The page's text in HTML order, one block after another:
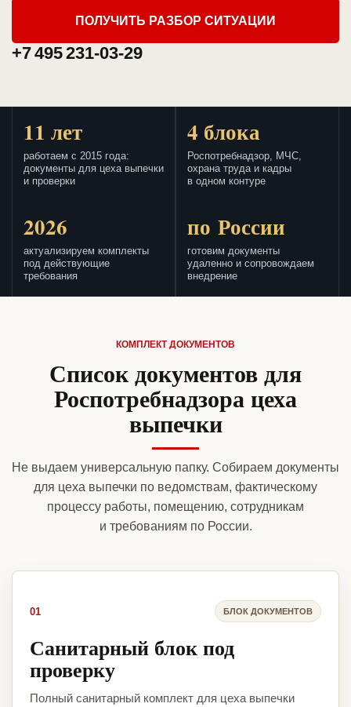
ПОЛУЧИТЬ РАЗБОР СИТУАЦИИ
+7 495 231-03-29
11 лет
работаем с 2015 года:
документы для цеха выпечки
и проверки
4 блока
Роспотребнадзор, МЧС,
охрана труда и кадры
в одном контуре
2026
актуализируем комплекты
под действующие
требования
по России
готовим документы
удаленно и сопровождаем
внедрение
КОМПЛЕКТ ДОКУМЕНТОВ
Список документов для
Роспотребнадзора цеха
выпечки
Не выдаем универсальную папку. Собираем документы
для цеха выпечки по ведомствам, фактическому
процессу работы, помещению, сотрудникам
и требованиям по России.
01 БЛОК ДОКУМЕНТОВ
Санитарный блок под
проверку
Полный санитарный комплект для цеха выпечки